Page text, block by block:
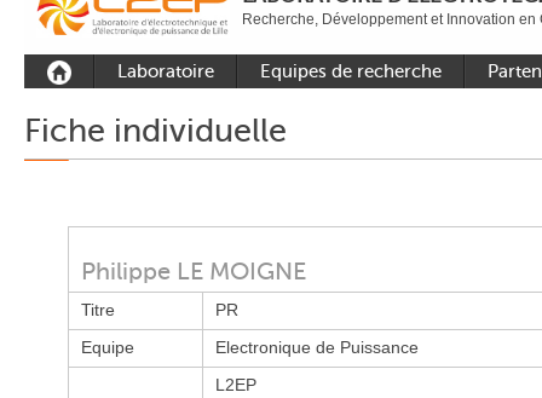
Recherche, Développement et Innovation en
Laboratoire
Outils et moyens
Recrutement
Publications
Carbon Care
Equipes de recherche
Equipe Electronique de
Méthodes Numériques
Equipe Réseaux
Fiche individuelle
Philippe LE MOIGNE
Titre PR
Equipe Electronique de Puissance
L2EP